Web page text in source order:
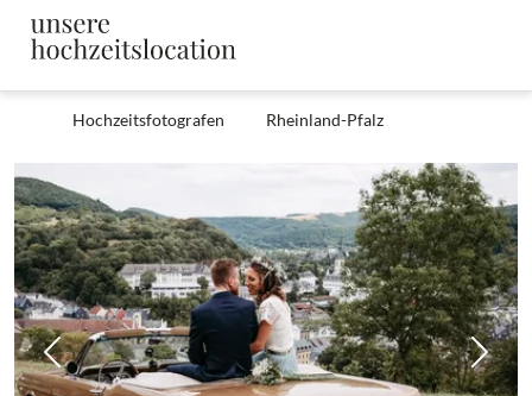
Hochzeitsfotografen Rheinland-Pfalz
Zurück